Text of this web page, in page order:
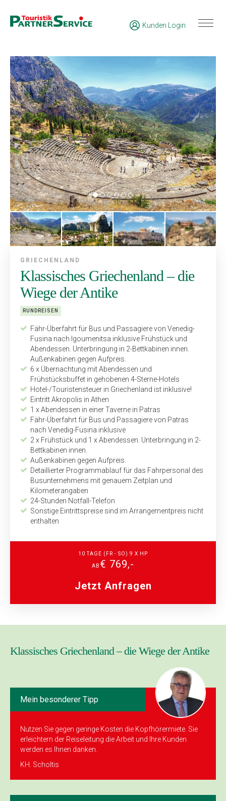
Kunden Login
GRIECHENLAND
Klassisches Griechenland – die
Wiege der Antike
RUNDREISEN
Fähr-Überfahrt für Bus und Passa­giere von Venedig-
Fusina nach ­Igoumenitsa inklusive Frühstück und
Abendessen. Unterbringung in 2-Bettkabinen innen.
Außen­kabinen gegen Aufpreis.
6 x Übernachtung mit Abendessen und
Frühstücksbuffet in gehobenen 4-Sterne-Hotels
Hotel-/Touristensteuer in Griechenland ist inklusive!
Eintritt Akropolis in Athen
1 x Abendessen in einer Taverne in Patras
Fähr-Überfahrt für Bus und Passagiere von Patras
nach Venedig-Fusina inklusive
2 x Frühstück und 1 x Abendessen. Unterbringung in 2-
Bettkabinen innen.
Außenkabinen gegen Aufpreis.
Detaillierter Programmablauf für das Fahrpersonal des
Busunternehmens mit genauem Zeitplan und
Kilometerangaben
24-Stunden Notfall-Telefon
Sonstige Eintrittspreise sind im Arrangementpreis nicht
enthalten
10 TAGE (FR - SO) 9 X HP
AB € 769,-
Jetzt Anfragen
Klassisches Griechenland – die Wiege der Antike
Mein besonderer Tipp
Nutzen Sie gegen geringe Kosten die Kopf­hörermiete. Sie
erleichtern der Reiseleitung die Arbeit und Ihre Kunden
werden es Ihnen danken.
KH. Scholtis